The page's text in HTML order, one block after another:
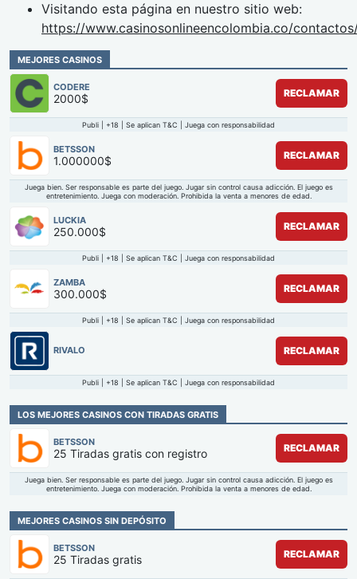
Visitando esta página en nuestro sitio web:
https://www.casinosonlineencolombia.co/
MEJORES CASINOS
CODERE
2000$ RECLAMAR
Publi | +18 | Se aplican T&C | Juega con responsabilidad
BETSSON
1.000000$ RECLAMAR
Juega bien. Ser responsable es parte del juego. Jugar sin control causa adicción. El juego es
entretenimiento. Juega con moderación. Prohibida la venta a menores de edad.
LUCKIA
250.000$ RECLAMAR
Publi | +18 | Se aplican T&C | Juega con responsabilidad
ZAMBA
300.000$ RECLAMAR
Publi | +18 | Se aplican T&C | Juega con responsabilidad
RIVALO RECLAMAR
Publi | +18 | Se aplican T&C | Juega con responsabilidad
LOS MEJORES CASINOS CON TIRADAS GRATIS
BETSSON
25 Tiradas gratis con registro RECLAMAR
Juega bien. Ser responsable es parte del juego. Jugar sin control causa adicción. El juego es
entretenimiento. Juega con moderación. Prohibida la venta a menores de edad.
MEJORES CASINOS SIN DEPÓSITO
BETSSON
25 Tiradas gratis RECLAMAR